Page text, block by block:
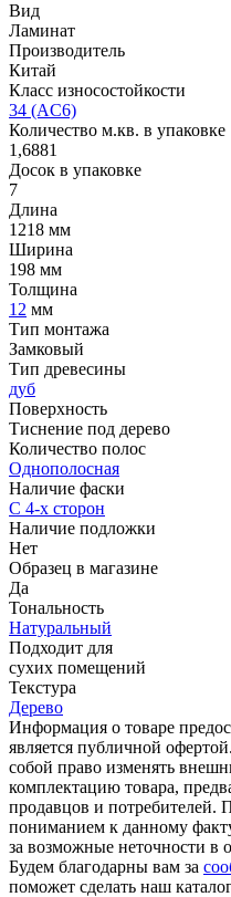
Вид
Ламинат
Производитель
Китай
Класс износостойкости
34 (AC6)
Количество м.кв. в упаковке
1,6881
Досок в упаковке
7
Длина
1218 мм
Ширина
198 мм
Толщина
12 мм
Тип монтажа
Замковый
Тип древесины
дуб
Поверхность
Тиснение под дерево
Количество полос
Однополосная
Наличие фаски
С 4-х сторон
Наличие подложки
Нет
Образец в магазине
Да
Тональность
Натуральный
Подходит для
cухих помещений
Текстура
Дерево
Информация о товаре
является публичной
собой право изменять
комплектацию товара,
продавцов и потребителей.
пониманием к данному
за возможные неточности в
Будем благодарны вам за
поможет сделать наш